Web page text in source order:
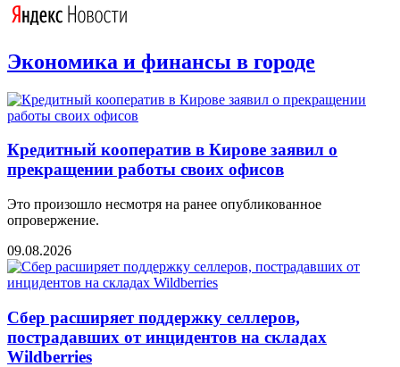
Экономика и финансы в городе
Кредитный кооператив в Кирове заявил о
прекращении работы своих офисов
Это произошло несмотря на ранее опубликованное
опровержение.
09.08.2026
Сбер расширяет поддержку селлеров,
пострадавших от инцидентов на складах
Wildberries